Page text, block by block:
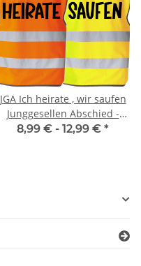
JGA Ich heirate , wir saufen
Junggesellen Abschied -
Neon Warnweste
8,99 € - 12,99 € *